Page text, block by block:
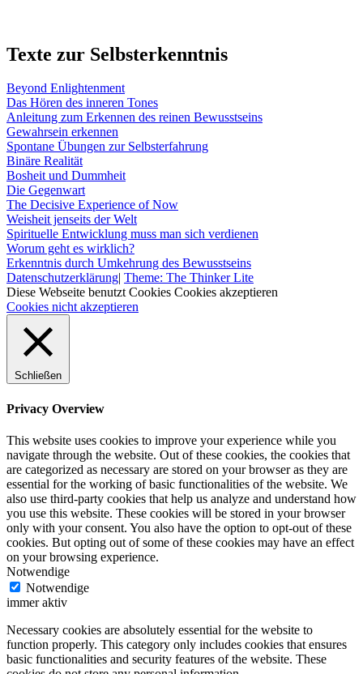
Texte zur Selbsterkenntnis
Beyond Enlightenment
Das Hören des inneren Tones
Anleitung zum Erkennen des reinen Bewusstseins
Gewahrsein erkennen
Spontane Übungen zur Selbsterfahrung
Binäre Realität
Bosheit und Dummheit
Die Gegenwart
The Decisive Experience of Now
Weisheit jenseits der Welt
Spirituelle Entwicklung muss man sich verdienen
Worum geht es wirklich?
Erkenntnis durch Umkehrung des Bewusstseins
Datenschutzerklärung Theme: The Thinker Lite
Diese Webseite benutzt Cookies Cookies akzeptieren
Cookies nicht akzeptieren
Schließen
Privacy Overview
This website uses cookies to improve your experience while you
navigate through the website. Out of these cookies, the cookies that
are categorized as necessary are stored on your browser as they are
essential for the working of basic functionalities of the website. We
also use third-party cookies that help us analyze and understand how
you use this website. These cookies will be stored in your browser
only with your consent. You also have the option to opt-out of these
cookies. But opting out of some of these cookies may have an effect
on your browsing experience.
Notwendige
Notwendige
immer aktiv
Necessary cookies are absolutely essential for the website to
function properly. This category only includes cookies that ensures
basic functionalities and security features of the website. These